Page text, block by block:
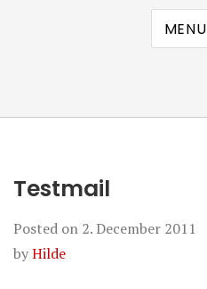
MENU
Testmail
Posted on 2. December 2011
byHilde